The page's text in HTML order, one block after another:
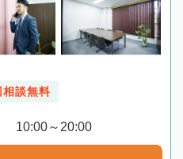
相談無料
10:00～20:00